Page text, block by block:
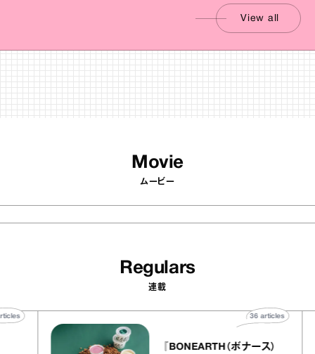
View all
Movie
ムービー
Regulars
連載
40articles
『BONEARTH（ボナース）
36articles